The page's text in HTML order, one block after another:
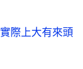
際上大有來頭